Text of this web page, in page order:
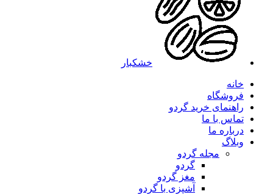
خشکبار
خانه
فروشگاه
راهنمای خرید گردو
تماس با ما
درباره ما
وبلاگ
مجله گردو
گردو
مغز گردو
آشپزی با گردو